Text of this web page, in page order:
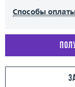
Способы